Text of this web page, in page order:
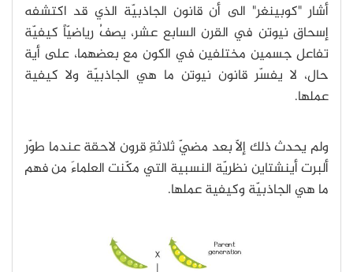
أشار "كوبينغر" الى أن قانون الجاذبيّة الذي قد اكتشفه
إسحاق نيوتن في القرن السابع عشر، يصفُ رياضيّاً كيفيّة
تفاعل جسمين مختلفين في الكون مع بعضهما، على أية
حال، لا يفسّر قانون نيوتن ما هي الجاذبيّة ولا كيفية
عملها.
ولم يحدث ذلك إلّا بعد مضيّ ثلاثةِ قرون لاحقة عندما طوّر
ألبرت أينشتاين نظريّة النسبية التي مكّنت العلماءَ من فهم
ما هي الجاذبيّة وكيفية عملها.